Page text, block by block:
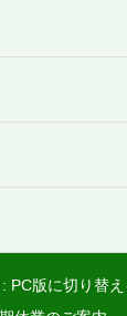
PC版に切り替え